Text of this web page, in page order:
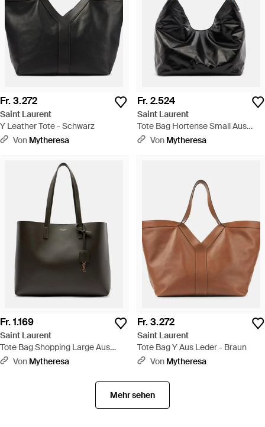
Fr. 3.272
Saint Laurent
Y Leather Tote - Schwarz
Von Mytheresa
Fr. 2.524
Saint Laurent
Tote Bag Hortense Small Aus
Leder - Schwarz
Von Mytheresa
Fr. 1.169
Saint Laurent
Tote Bag Shopping Large Aus
Leder - Schwarz
Von Mytheresa
Fr. 3.272
Saint Laurent
Tote Bag Y Aus Leder - Braun
Von Mytheresa
Mehr sehen